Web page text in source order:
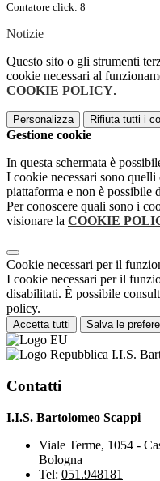
Contatore click: 8
Notizie
Questo sito o gli strumenti
cookie necessari al
COOKIE POLICY.
Personalizza Rifiuta tutti i
Gestione cookie
In questa schermata è
I cookie necessari sono
piattaforma e non è possibile
Per conoscere quali sono i
visionare la COOKIE
Cookie necessari per il
I cookie necessari per il
disabilitati. È possibile
policy.
Accetta tutti Salva le
I.I.S.
Contatti
I.I.S. Bartolomeo Scappi
Viale Terme, 1054 -
Bologna
Tel: 051.948181